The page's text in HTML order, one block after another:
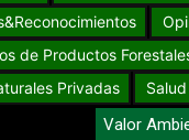
de Productos
Privadas
Salud
Valor